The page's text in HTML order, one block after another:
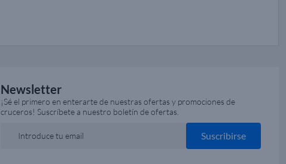
Newsletter
¡Sé el primero en enterarte de nuestras ofertas y promociones de
cruceros! Suscríbete a nuestro boletín de ofertas.
Introduce tu email Suscribirse